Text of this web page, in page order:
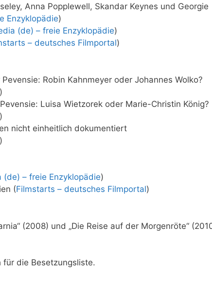
Anna Popplewell, Skandar Keynes und Georgie
Enzyklopädie)
(de) – freie Enzyklopädie)
– deutsches Filmportal)
Robin Kahnmeyer oder Johannes Wolko?
)
Luisa Wietzorek oder Marie-Christin König?
)
nicht einheitlich dokumentiert
)
(de) – freie Enzyklopädie)
(Filmstarts – deutsches Filmportal)
(2008) und „Die Reise auf der Morgenröte“
für die Besetzungsliste.